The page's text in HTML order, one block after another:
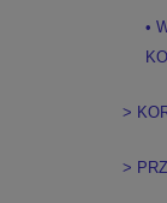
•
>
>